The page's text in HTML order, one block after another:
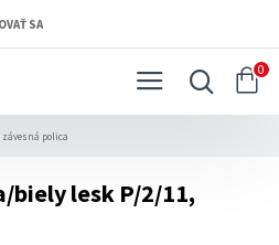
SA
0
závesná polica
biely lesk P/2/11,